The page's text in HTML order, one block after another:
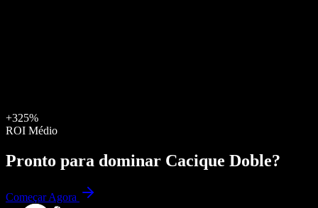
+325%
ROI Médio
Pronto para dominar Cacique Doble?
Começar Agora